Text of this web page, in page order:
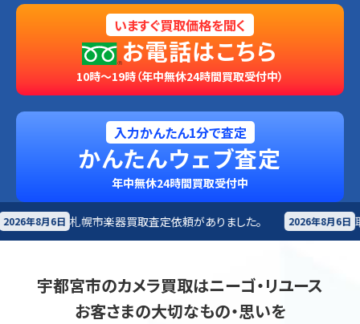
いますぐ買取価格を聞く
お電話はこちら
10時～19時（年中無休24時間買取受付中）
入力かんたん1分で査定
かんたんウェブ査定
年中無休24時間買取受付中
取査定依頼がありました。 2026年8月6日 耶麻郡北塩原村楽器買取
宇都宮市のカメラ買取はニーゴ・リユース
お客さまの大切なもの・思いを